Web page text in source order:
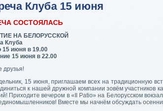
Клуба 15 июня
СОСТОЯЛАСЬ
НА БЕЛОРУССКОЙ
Клуба
15 июня в 19.00
15 июня в 22.00
друзья!
15 июня, приглашаем всех на традиционную
к нашей дружной компании зовём участников
Приходите вечером в «Il Patio» на Белорусском
единомышленников! Вместе мы начнём обсуждать